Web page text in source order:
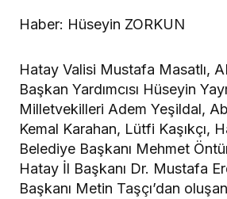
Haber: Hüseyin ZORKUN
Hatay Valisi Mustafa Masatlı,
Başkan Yardımcısı Hüseyin
Milletvekilleri Adem Yeşildal,
Kemal Karahan, Lütfi Kaşıkçı,
Belediye Başkanı Mehmet
Hatay İl Başkanı Dr. Mustafa
Başkanı Metin Taşçı’dan